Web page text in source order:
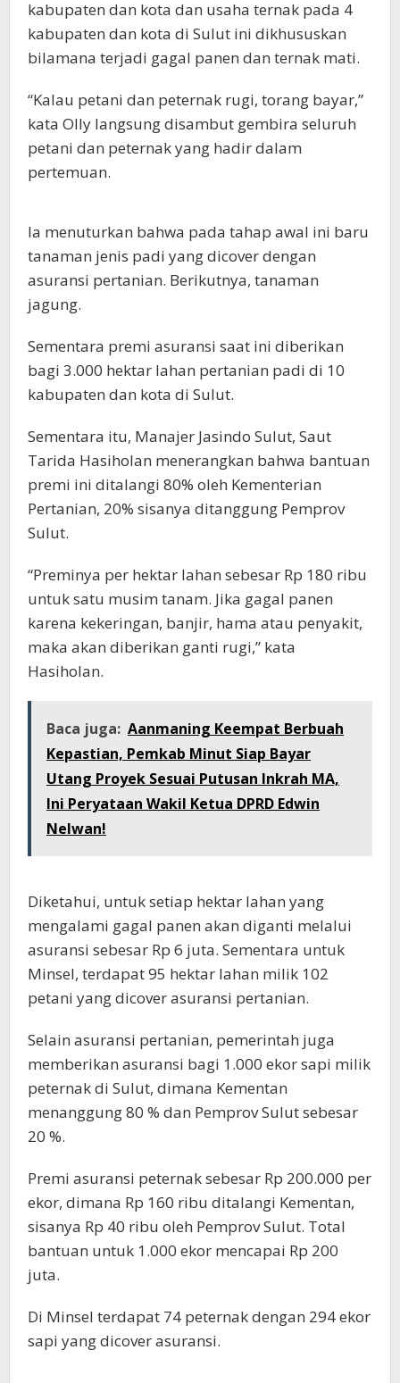
kabupaten dan kota dan usaha ternak pada 4
kabupaten dan kota di Sulut ini dikhususkan
bilamana terjadi gagal panen dan ternak mati.
“Kalau petani dan peternak rugi, torang bayar,”
kata Olly langsung disambut gembira seluruh
petani dan peternak yang hadir dalam
pertemuan.
Ia menuturkan bahwa pada tahap awal ini baru
tanaman jenis padi yang dicover dengan
asuransi pertanian. Berikutnya, tanaman
jagung.
Sementara premi asuransi saat ini diberikan
bagi 3.000 hektar lahan pertanian padi di 10
kabupaten dan kota di Sulut.
Sementara itu, Manajer Jasindo Sulut, Saut
Tarida Hasiholan menerangkan bahwa bantuan
premi ini ditalangi 80% oleh Kementerian
Pertanian, 20% sisanya ditanggung Pemprov
Sulut.
“Preminya per hektar lahan sebesar Rp 180 ribu
untuk satu musim tanam. Jika gagal panen
karena kekeringan, banjir, hama atau penyakit,
maka akan diberikan ganti rugi,” kata
Hasiholan.
Baca juga: Aanmaning Keempat Berbuah
Kepastian, Pemkab Minut Siap Bayar
Utang Proyek Sesuai Putusan Inkrah MA,
Ini Peryataan Wakil Ketua DPRD Edwin
Nelwan!
Diketahui, untuk setiap hektar lahan yang
mengalami gagal panen akan diganti melalui
asuransi sebesar Rp 6 juta. Sementara untuk
Minsel, terdapat 95 hektar lahan milik 102
petani yang dicover asuransi pertanian.
Selain asuransi pertanian, pemerintah juga
memberikan asuransi bagi 1.000 ekor sapi milik
peternak di Sulut, dimana Kementan
menanggung 80 % dan Pemprov Sulut sebesar
20 %.
Premi asuransi peternak sebesar Rp 200.000 per
ekor, dimana Rp 160 ribu ditalangi Kementan,
sisanya Rp 40 ribu oleh Pemprov Sulut. Total
bantuan untuk 1.000 ekor mencapai Rp 200
juta.
Di Minsel terdapat 74 peternak dengan 294 ekor
sapi yang dicover asuransi.